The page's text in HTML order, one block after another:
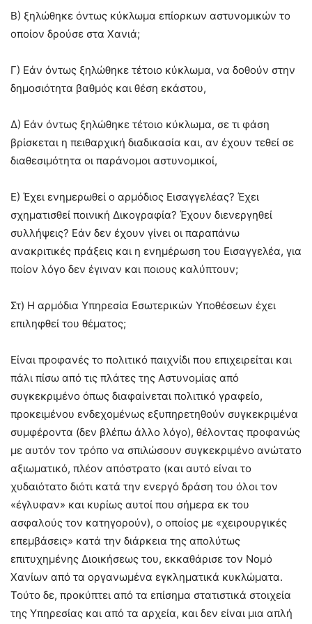
Β) ξηλώθηκε όντως κύκλωμα επίορκων αστυνομικών το
οποίον δρούσε στα Χανιά;
Γ) Εάν όντως ξηλώθηκε τέτοιο κύκλωμα, να δοθούν στην
δημοσιότητα βαθμός και θέση εκάστου,
Δ) Εάν όντως ξηλώθηκε τέτοιο κύκλωμα, σε τι φάση
βρίσκεται η πειθαρχική διαδικασία και, αν έχουν τεθεί σε
διαθεσιμότητα οι παράνομοι αστυνομικοί,
Ε) Έχει ενημερωθεί ο αρμόδιος Εισαγγελέας? Έχει
σχηματισθεί ποινική Δικογραφία? Έχουν διενεργηθεί
συλλήψεις? Εάν δεν έχουν γίνει οι παραπάνω
ανακριτικές πράξεις και η ενημέρωση του Εισαγγελέα, για
ποίον λόγο δεν έγιναν και ποιους καλύπτουν;
Στ) Η αρμόδια Υπηρεσία Εσωτερικών Υποθέσεων έχει
επιληφθεί του θέματος;
Είναι προφανές το πολιτικό παιχνίδι που επιχειρείται και
πάλι πίσω από τις πλάτες της Αστυνομίας από
συγκεκριμένο όπως διαφαίνεται πολιτικό γραφείο,
προκειμένου ενδεχομένως εξυπηρετηθούν συγκεκριμένα
συμφέροντα (δεν βλέπω άλλο λόγο), θέλοντας προφανώς
με αυτόν τον τρόπο να σπιλώσουν συγκεκριμένο ανώτατο
αξιωματικό, πλέον απόστρατο (και αυτό είναι το
χυδαιότατο διότι κατά την ενεργό δράση του όλοι τον
«έγλυφαν» και κυρίως αυτοί που σήμερα εκ του
ασφαλούς τον κατηγορούν), ο οποίος με «χειρουργικές
επεμβάσεις» κατά την διάρκεια της απολύτως
επιτυχημένης Διοικήσεως του, εκκαθάρισε τον Νομό
Χανίων από τα οργανωμένα εγκληματικά κυκλώματα.
Τούτο δε, προκύπτει από τα επίσημα στατιστικά στοιχεία
της Υπηρεσίας και από τα αρχεία, και δεν είναι μια απλή